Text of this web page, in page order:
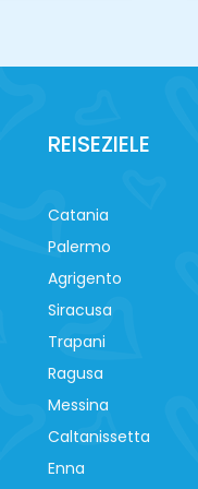
REISEZIELE
Catania
Palermo
Agrigento
Siracusa
Trapani
Ragusa
Messina
Caltanissetta
Enna